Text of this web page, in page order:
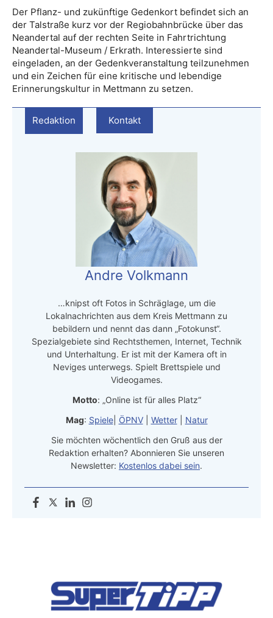
Der Pflanz- und zukünftige Gedenkort befindet sich an
der Talstraße kurz vor der Regiobahnbrücke über das
Neandertal auf der rechten Seite in Fahrtrichtung
Neandertal-Museum / Erkrath. Interessierte sind
eingeladen, an der Gedenkveranstaltung teilzunehmen
und ein Zeichen für eine kritische und lebendige
Erinnerungskultur in Mettmann zu setzen.
Redaktion Kontakt
Andre Volkmann
…knipst oft Fotos in Schräglage, um die
Lokalnachrichten aus dem Kreis Mettmann zu
bebildern und nennt das dann „Fotokunst“.
Spezialgebiete sind Rechtsthemen, Internet, Technik
und Unterhaltung. Er ist mit der Kamera oft in
Neviges unterwegs. Spielt Brettspiele und
Videogames.
Motto: „Online ist für alles Platz“
Mag: Spiele| ÖPNV| Wetter| Natur
Sie möchten wöchentlich den Gruß aus der
Redaktion erhalten? Abonnieren Sie unseren
Newsletter: Kostenlos dabei sein.